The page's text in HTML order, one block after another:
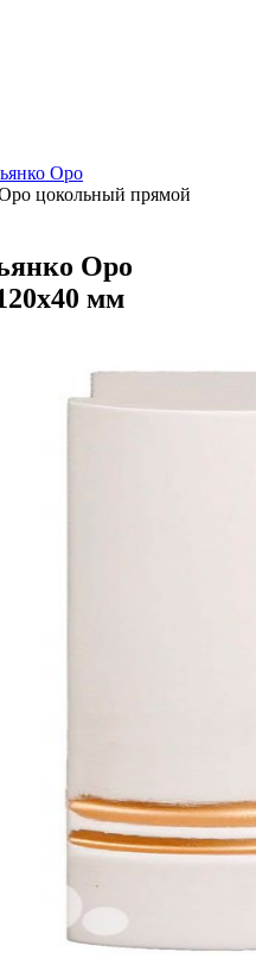
Оро
цокольный прямой
Оро
мм